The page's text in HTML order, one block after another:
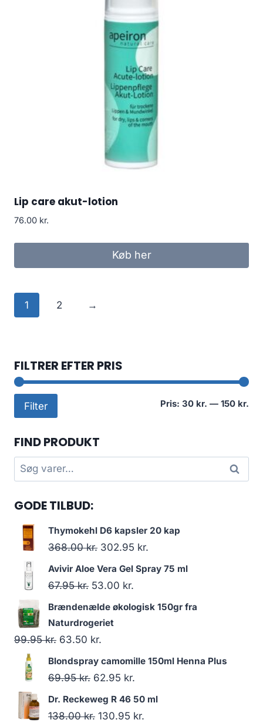
Lip care akut-lotion
76.00 kr.
Køb her
1 2 →
FILTRER EFTER PRIS
Filter Pris: 30 kr. — 150 kr.
FIND PRODUKT
Søg
efter:
Søg
GODE TILBUD:
Thymokehl D6 kapsler 20 kap
368.00kr. Den
oprindelige
pris
368.00 kr..
302.95 kr.
aktuelle
Avivir Aloe Vera Gel Spray 75 ml
67.95kr. Den
oprindelige
pris
var:
67.95 kr..
53.00 kr.
aktuelle
53.00 kr..
Brændenælde økologisk 150gr fra
Naturdrogeriet
99.95kr. Den
oprindelige
pris
99.95 kr..
63.50 kr.
aktuelle
pris
63.50 kr..
Blondspray camomille 150ml Henna Plus
69.95kr. Den
oprindelige
pris
62.95 kr.
aktuelle
pris
Dr. Reckeweg R 46 50 ml
138.00kr. Den
130.95 kr.